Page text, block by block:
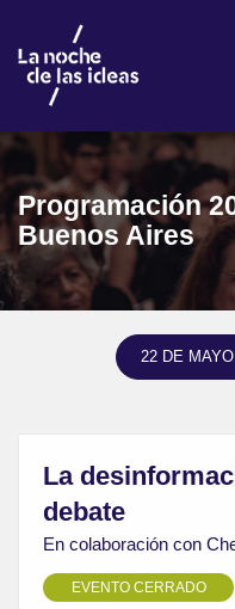
Programación
Buenos Aires
22 DE MAYO
La
debate
En colaboración con
EVENTO CERRADO